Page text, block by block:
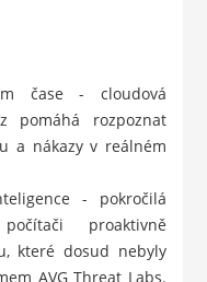
čase - cloudová
pomáhá rozpoznat
a nákazy v reálném
- pokročilá
proaktivně
které dosud nebyly
AVG Threat Labs.